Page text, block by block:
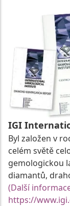
IGI
Byl založen v
celém světě
gemologickou
diamantů,
(Další
https://